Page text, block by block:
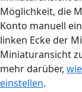
Möglichkeit, die
Konto manuell
linken Ecke der
Miniaturansicht
mehr darüber,
einstellen.